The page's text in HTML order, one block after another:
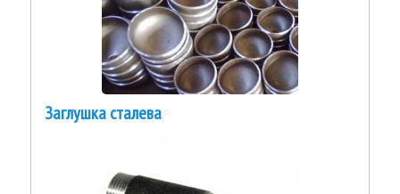
Заглушка сталева